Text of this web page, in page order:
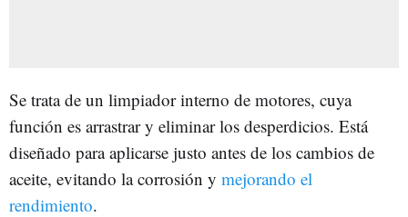
Se trata de un limpiador interno de motores, cuya
función es arrastrar y eliminar los desperdicios. Está
diseñado para aplicarse justo antes de los cambios de
aceite, evitando la corrosión y mejorando el
rendimiento.